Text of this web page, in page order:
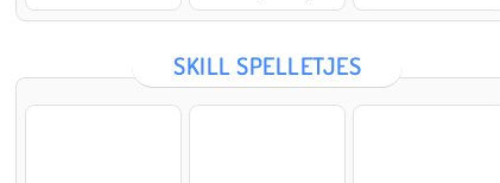
SKILL SPELLETJES